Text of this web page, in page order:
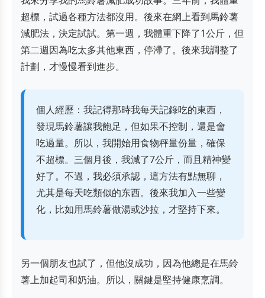
超標，試過各種方法都沒用。後來在網上看到馬鈴薯
減肥法，決定試試。第一週，我體重下降了1公斤，但
第二週因為吃太多其他東西，停滯了。後來我調整了
計劃，才慢慢看到進步。
個人經歷：我記得那時我每天記錄吃的東西，
發現馬鈴薯讓我飽足，但如果不控制，還是會
吃過量。所以，我開始用食物秤量份量，確保
不超標。三個月後，我減了7公斤，而且精神變
好了。不過，我必須承認，這方法有點無聊，
尤其是每天吃類似的东西。後來我加入一些變
化，比如用馬鈴薯做湯或沙拉，才堅持下來。
另一個朋友也試了，但他沒成功，因為他總是在馬鈴
薯上加起司和奶油。所以，關鍵是堅持健康烹調。